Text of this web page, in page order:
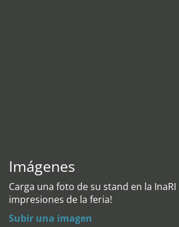
Imágenes
Carga una foto de su stand en la
impresiones de la feria!
Subir una imagen